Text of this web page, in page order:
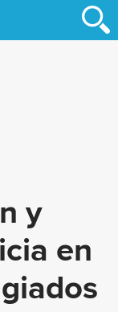
y
en